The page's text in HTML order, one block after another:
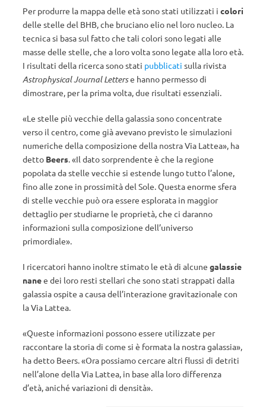
Per produrre la mappa delle età sono stati utilizzati i colori
delle stelle del BHB, che bruciano elio nel loro nucleo. La
tecnica si basa sul fatto che tali colori sono legati alle
masse delle stelle, che a loro volta sono legate alla loro età.
I risultati della ricerca sono stati pubblicati sulla rivista
Astrophysical Journal Letterse hanno permesso di
dimostrare, per la prima volta, due risultati essenziali.
«Le stelle più vecchie della galassia sono concentrate
verso il centro, come già avevano previsto le simulazioni
numeriche della composizione della nostra Via Lattea», ha
detto Beers.«Il dato sorprendente è che la regione
popolata da stelle vecchie si estende lungo tutto l’alone,
fino alle zone in prossimità del Sole. Questa enorme sfera
di stelle vecchie può ora essere esplorata in maggior
dettaglio per studiarne le proprietà, che ci daranno
informazioni sulla composizione dell’universo
primordiale».
I ricercatori hanno inoltre stimato le età di alcune galassie
nanee dei loro resti stellari che sono stati strappati dalla
galassia ospite a causa dell’interazione gravitazionale con
la Via Lattea.
«Queste informazioni possono essere utilizzate per
raccontare la storia di come si è formata la nostra galassia»,
ha detto Beers.«Ora possiamo cercare altri flussi di detriti
nell’alone della Via Lattea, in base alla loro differenza
d’età, aniché variazioni di densità».